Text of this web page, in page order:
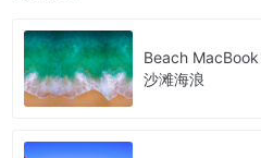
Beach
沙滩海浪